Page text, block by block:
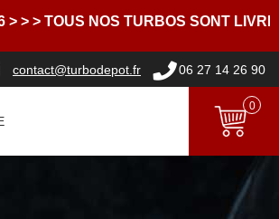
NOS TURBOS SONT LIVRES
contact@turbodepot.fr 06 27 14 26 90
0